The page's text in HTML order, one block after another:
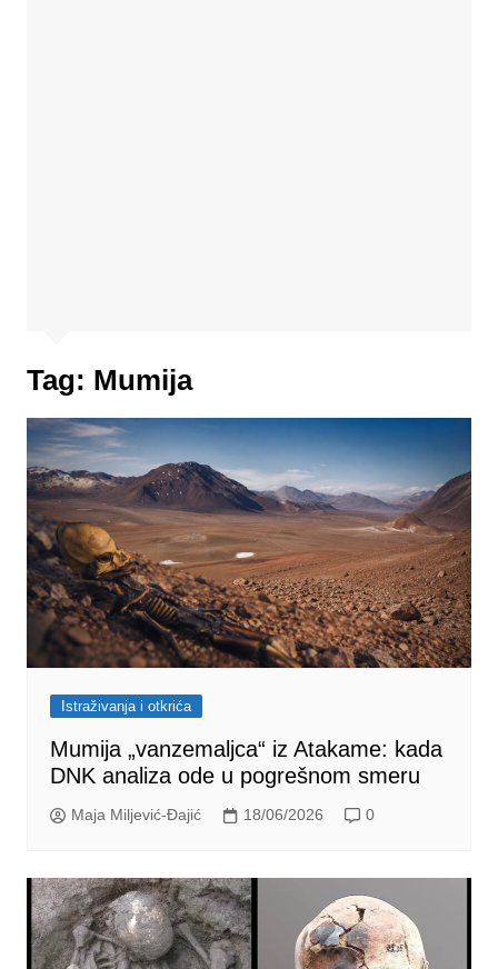
Tag: Mumija
Istraživanja i otkrića
Mumija „vanzemaljca“ iz Atakame: kada
DNK analiza ode u pogrešnom smeru
Maja Miljević-Đajić 18/06/2026 0